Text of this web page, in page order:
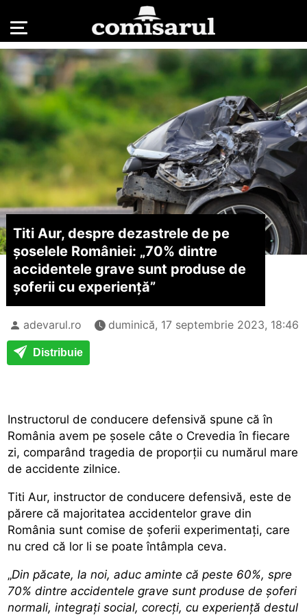
Titi Aur, despre dezastrele de pe
șoselele României: „70% dintre
accidentele grave sunt produse de
șoferii cu experiență”
adevarul.ro duminică, 17 septembrie 2023, 18:46
Distribuie
Instructorul de conducere defensivă spune că în
România avem pe șosele câte o Crevedia în fiecare
zi, comparând tragedia de proporții cu numărul mare
de accidente zilnice.
Titi Aur, instructor de conducere defensivă, este de
părere că majoritatea accidentelor grave din
România sunt comise de șoferii experimentați, care
nu cred că lor li se poate întâmpla ceva.
„Din păcate, la noi, aduc aminte că peste 60%, spre
70% dintre accidentele grave sunt produse de șoferi
normali, integrați social, corecți, cu experiență destul